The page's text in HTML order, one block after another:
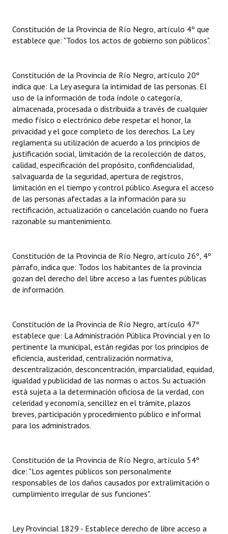
Dictámenes Asesoría Letrada
Informes de Unidad Coordinadora
Ejecución Presupuestaria
Actas de Audiencias Públicas
NORMATIVA
Comunicaciones
Declaraciones
Resoluciones
Resoluciones de Presidencia
Antiguos Pobladores
Noticias Destacadas
Datos Históricos
Premio al Mérito - Registro
Audiencias Públicas - Registro
Mujeres que Dejaron Huellas - Registro
Periodistas Decanos - Registro
Banca del Vecino - Registro
Huéspedes de Honor - Registro
Reconocimientos - Registro
Constitución de la Provincia de Río Negro, artículo 4º que
establece que: "Todos los actos de gobierno son públicos".
Constitución de la Provincia de Río Negro, artículo 20º
indica que: La Ley asegura la intimidad de las personas. El
uso de la información de toda índole o categoría,
almacenada, procesada o distribuida a través de cualquier
medio físico o electrónico debe respetar el honor, la
privacidad y el goce completo de los derechos. La Ley
reglamenta su utilización de acuerdo a los principios de
justificación social, limitación de la recolección de datos,
calidad, especificación del propósito, confidencialidad,
salvaguarda de la seguridad, apertura de registros,
limitación en el tiempo y control público. Asegura el acceso
de las personas afectadas a la información para su
rectificación, actualización o cancelación cuando no fuera
razonable su mantenimiento.
Constitución de la Provincia de Río Negro, artículo 26º, 4º
párrafo, indica que: Todos los habitantes de la provincia
gozan del derecho del libre acceso a las fuentes públicas
de información.
Constitución de la Provincia de Río Negro, artículo 47º
establece que: La Administración Pública Provincial y en lo
pertinente la municipal, están regidas por los principios de
eficiencia, austeridad, centralización normativa,
descentralización, desconcentración, imparcialidad, equidad,
igualdad y publicidad de las normas o actos. Su actuación
está sujeta a la determinación oficiosa de la verdad, con
celeridad y economía, sencillez en el trámite, plazos
breves, participación y procedimiento público e informal
para los administrados.
Constitución de la Provincia de Río Negro, artículo 54º
dice: "Los agentes públicos son personalmente
responsables de los daños causados por extralimitación o
cumplimiento irregular de sus funciones".
Ley Provincial 1829 - Establece derecho de libre acceso a